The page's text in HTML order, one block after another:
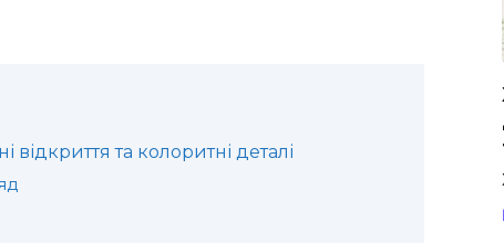
відкриття та колоритні деталі